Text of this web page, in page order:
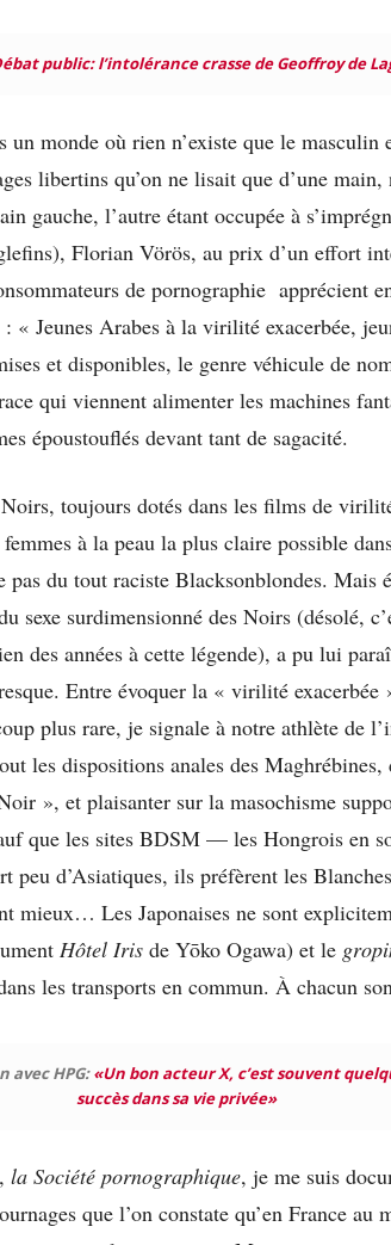
public: l’intolérance crasse de Geoffroy de
un monde où rien n’existe que le
libertins qu’on ne lisait que d’une
gauche, l’autre étant occupée à
Florian Vörös, au prix d’un effort
de pornographie apprécient
« Jeunes Arabes à la virilité exacerbée,
et disponibles, le genre véhicule de
qui viennent alimenter les machines
époustouflés devant tant de sagacité.
toujours dotés dans les films de
à la peau la plus claire possible
pas du tout raciste Blacksonblondes. Mais
sexe surdimensionné des Noirs (désolé,
des années à cette légende), a pu lui
Entre évoquer la « virilité exacerbée
plus rare, je signale à notre athlète de
les dispositions anales des
», et plaisanter sur la masochisme
que les sites BDSM — les Hongrois en
d’Asiatiques, ils préfèrent les
mieux… Les Japonaises ne sont
Hôtel Iris de Yōko Ogawa) et le
les transports en commun. À chacun
avec HPG:«Un bon acteur X, c’est souvent
succès dans sa vie privée»
la Société pornographique, je me suis
que l’on constate qu’en France au